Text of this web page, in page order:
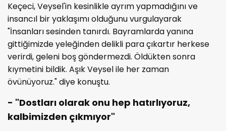
Keçeci, Veysel'in kesinlikle ayrım yapmadığını ve
insancıl bir yaklaşımı olduğunu vurgulayarak
"İnsanları sesinden tanırdı. Bayramlarda yanına
gittiğimizde yeleğinden delikli para çıkartır herkese
verirdi, geleni boş göndermezdi. Öldükten sonra
kıymetini bildik. Aşık Veysel ile her zaman
övünüyoruz." diye konuştu.
- "Dostları olarak onu hep hatırlıyoruz,
kalbimizden çıkmıyor"